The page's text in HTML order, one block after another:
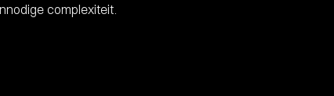
complexiteit.